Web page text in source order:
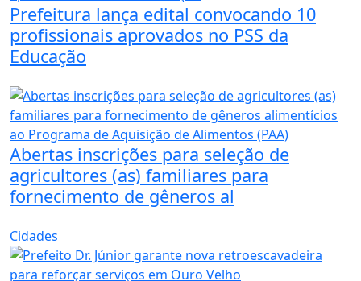
Prefeitura lança edital convocando 10
profissionais aprovados no PSS da
Educação
Abertas inscrições para seleção de
agricultores (as) familiares para
fornecimento de gêneros al
Cidades